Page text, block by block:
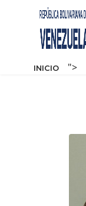
INICIO ">